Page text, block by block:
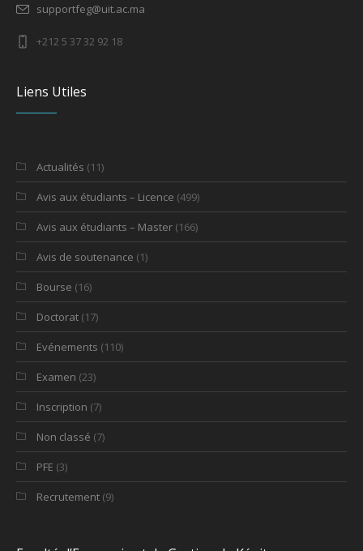
supportfeg@uit.ac.ma
+212 5 37 32 92 18
Liens Utiles
Actualités (11)
Avis aux étudiants – Licence (499)
Avis aux étudiants – Master (166)
Avis de soutenance (1)
Bourse (16)
Doctorat (17)
Evénements (110)
Examen (23)
Inscription (7)
Non classé (7)
PFE (3)
Recrutement (9)